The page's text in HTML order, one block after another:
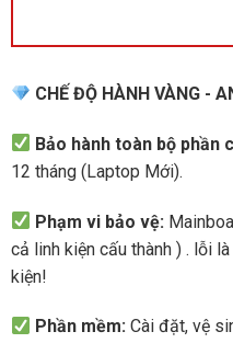
CHẾ ĐỘ HÀNH VÀNG -
Bảo hành toàn bộ phần
12 tháng (Laptop Mới).
Phạm vi bảo vệ:
cả linh kiện cấu thành ) . lỗi
kiện!
Phần mềm: Cài đặt, vệ